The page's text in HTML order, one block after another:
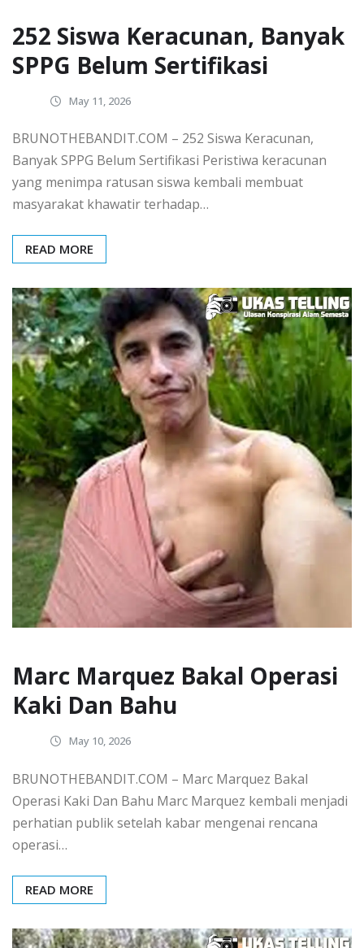
252 Siswa Keracunan, Banyak
SPPG Belum Sertifikasi
May 11, 2026
BRUNOTHEBANDIT.COM – 252 Siswa Keracunan,
Banyak SPPG Belum Sertifikasi Peristiwa keracunan
yang menimpa ratusan siswa kembali membuat
masyarakat khawatir terhadap…
READ MORE
Marc Marquez Bakal Operasi
Kaki Dan Bahu
May 10, 2026
BRUNOTHEBANDIT.COM – Marc Marquez Bakal
Operasi Kaki Dan Bahu Marc Marquez kembali menjadi
perhatian publik setelah kabar mengenai rencana
operasi…
READ MORE